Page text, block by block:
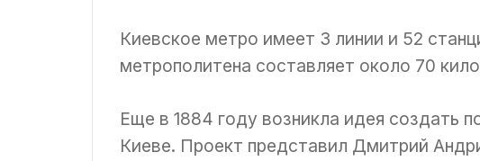
Киевское метро имеет 3 линии и 52
метрополитена составляет около 70
Еще в 1884 году возникла идея создать
Киеве. Проект представил Дмитрий